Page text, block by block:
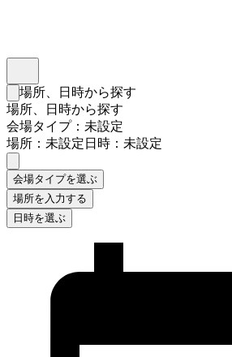
検索フォームを閉じる
場所、日時から探す
場所、日時から探す
会場タイプ：未設定
場所：未設定日時：未設定
会場タイプを選ぶ
場所を入力する
日時を選ぶ